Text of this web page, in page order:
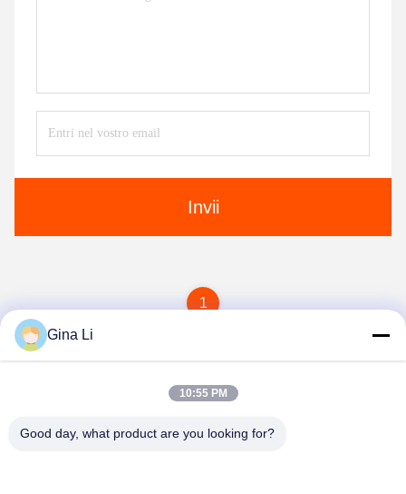
Invii
1
Gina Li
10:55 PM
Good day, what product are you looking for?